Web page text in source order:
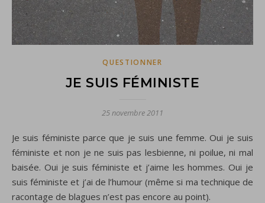
QUESTIONNER
JE SUIS FÉMINISTE
25 novembre 2011
Je suis féministe parce que je suis une femme. Oui je suis
féministe et non je ne suis pas lesbienne, ni poilue, ni mal
baisée. Oui je suis féministe et j’aime les hommes. Oui je
suis féministe et j’ai de l’humour (même si ma technique de
racontage de blagues n’est pas encore au point).